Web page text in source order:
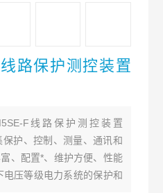
路保护测控装置
F线路保护测控装置
护、控制、测量、通讯和
、配置*、维护方便、性能
压等级电力系统的保护和